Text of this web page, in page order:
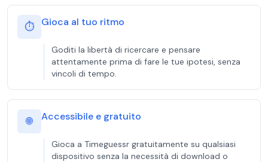
⏱️ Gioca al tuo ritmo
Goditi la libertà di ricercare e pensare
attentamente prima di fare le tue ipotesi, senza
vincoli di tempo.
🌐 Accessibile e gratuito
Gioca a Timeguessr gratuitamente su qualsiasi
dispositivo senza la necessità di download o